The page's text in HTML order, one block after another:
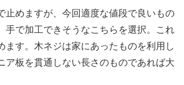
止めますが、今回適度な値段で良いもの
手で加工できそうなこちらを選択。これ
ます。木ネジは家にあったものを利用し
ア板を貫通しない長さのものであれば大